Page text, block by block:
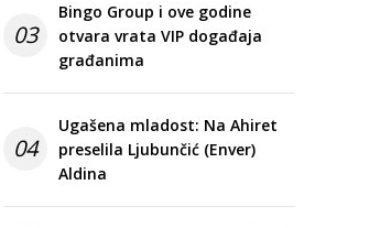
03
Bingo Group i ove godine
otvara vrata VIP događaja
građanima
04
Ugašena mladost: Na Ahiret
preselila Ljubunčić (Enver)
Aldina